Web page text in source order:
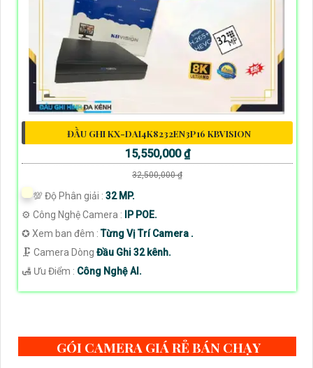
ĐẦU GHI KX-DAI4K8232EN3P16 KBVISION
15,550,000 ₫
32,500,000 ₫
💯 Độ Phân giải : 32 MP.
⚙ Công Nghệ Camera :
IP POE.
✪ Xem ban đêm :Từng Vị Trí Camera .
🗜️ Camera Dòng Đầu Ghi 32 kênh.
️🛃 Ưu Điểm : Công Nghệ AI.
GÓI CAMERA GIÁ RẺ BÁN CHẠY